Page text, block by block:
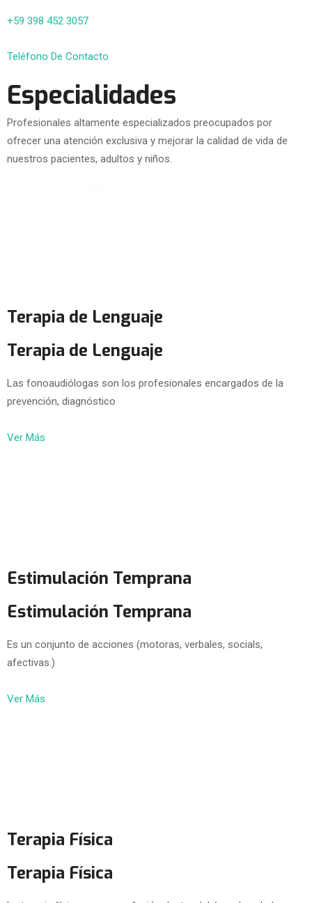
+59 398 452 3057
Teléfono De Contacto
Especialidades
Profesionales altamente especializados preocupados por
ofrecer una atención exclusiva y mejorar la calidad de vida de
nuestros pacientes, adultos y niños.
Terapia de Lenguaje
Terapia de Lenguaje
Las fonoaudiólogas son los profesionales encargados de la
prevención, diagnóstico
Ver Más
Estimulación Temprana
Estimulación Temprana
Es un conjunto de acciones (motoras, verbales, socials,
afectivas.)
Ver Más
Terapia Física
Terapia Física